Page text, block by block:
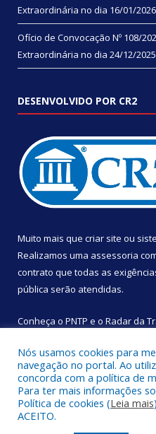
Extraordinária no dia 16/01/2026
Ofício de Convocação Nº 108/
Extraordinária no dia 24/12/2025
DESENVOLVIDO POR CR2
Muito mais que criar site ou
Realizamos uma assessoria
contrato que todas as
pública serão atendidas.
Conheça o PNTP e o Radar da
Todos os direitos
Sebastião
Nós usamos cookies para
navegação no portal. Ao
concorda com a política de
Para ter mais informações
Política de cookies (Leia mais
ACEITO.